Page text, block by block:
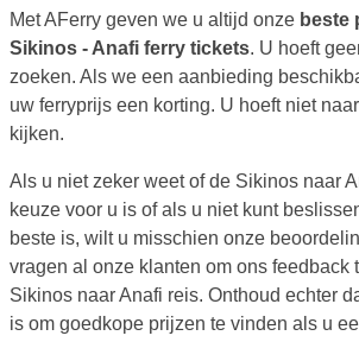
Met AFerry geven we u altijd onze beste
Sikinos - Anafi ferry tickets. U hoeft
zoeken. Als we een aanbieding
uw ferryprijs een korting. U hoeft niet
kijken.
Als u niet zeker weet of de Sikinos naar
keuze voor u is of als u niet kunt
beste is, wilt u misschien onze
vragen al onze klanten om ons feedback
Sikinos naar Anafi reis. Onthoud echter
is om goedkope prijzen te vinden als u